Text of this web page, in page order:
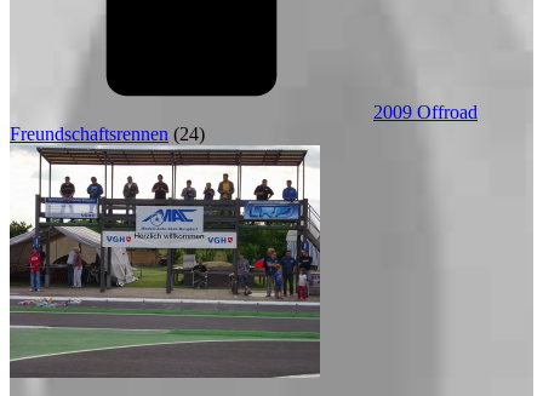
2009 Offroad
Freundschaftsrennen (24)